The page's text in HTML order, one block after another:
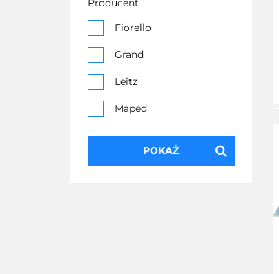
Producent
Fiorello
Grand
Leitz
Maped
Scotch 3M
POKAŻ